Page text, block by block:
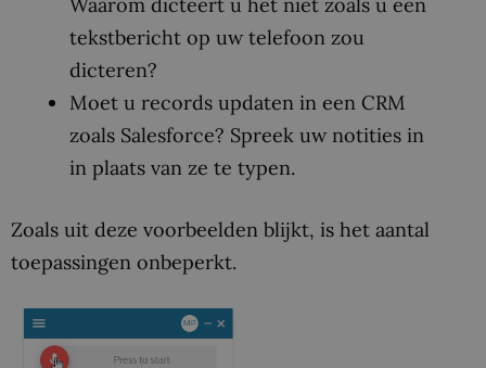
tekstbericht op uw telefoon zou
dicteren?
Moet u records updaten in een CRM
zoals Salesforce? Spreek uw notities in
in plaats van ze te typen.
Zoals uit deze voorbeelden blijkt, is het aantal
toepassingen onbeperkt.